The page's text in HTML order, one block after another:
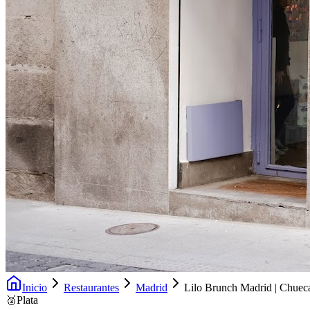
Inicio Restaurantes Madrid
Lilo Brunch Madrid |
🥈Plata